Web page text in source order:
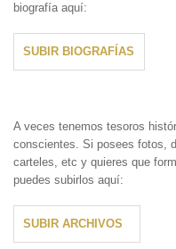
biografía aquí:
SUBIR BIOGRAFÍAS
A veces tenemos tesoros
conscientes. Si posees fotos,
carteles, etc y quieres que
puedes subirlos aquí:
SUBIR ARCHIVOS